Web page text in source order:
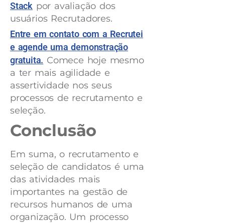
Stack por avaliação dos
usuários Recrutadores.
Entre em contato com a Recrutei
e agende uma demonstração
gratuita. Comece hoje mesmo
a ter mais agilidade e
assertividade nos seus
processos de recrutamento e
seleção.
Conclusão
Em suma, o recrutamento e
seleção de candidatos é uma
das atividades mais
importantes na gestão de
recursos humanos de uma
organização. Um processo